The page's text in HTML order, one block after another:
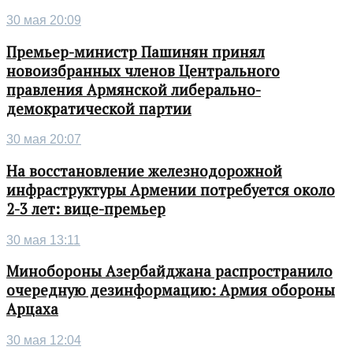
30 мая 20:09
Премьер-министр Пашинян принял
новоизбранных членов Центрального
правления Армянской либерально-
демократической партии
30 мая 20:07
На восстановление железнодорожной
инфраструктуры Армении потребуется около
2-3 лет: вице-премьер
30 мая 13:11
Минобороны Азербайджана распространило
очередную дезинформацию: Армия обороны
Арцаха
30 мая 12:04